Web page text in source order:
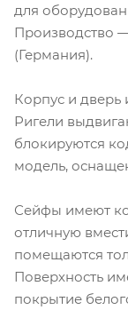
для
Производство
(Германия).
Корпус и
Ригели
блокируются
модель,
Сейфы имеют
отличную
помещаются
Поверхность
покрытие